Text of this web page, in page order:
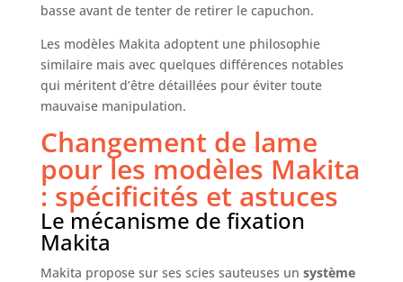
basse avant de tenter de retirer le capuchon.
Les modèles Makita adoptent une philosophie
similaire mais avec quelques différences notables
qui méritent d’être détaillées pour éviter toute
mauvaise manipulation.
Changement de lame
pour les modèles Makita
: spécificités et astuces
Le mécanisme de fixation
Makita
Makita propose sur ses scies sauteuses un système